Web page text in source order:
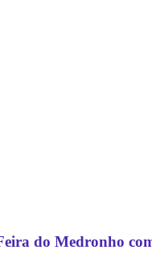
do Medronho